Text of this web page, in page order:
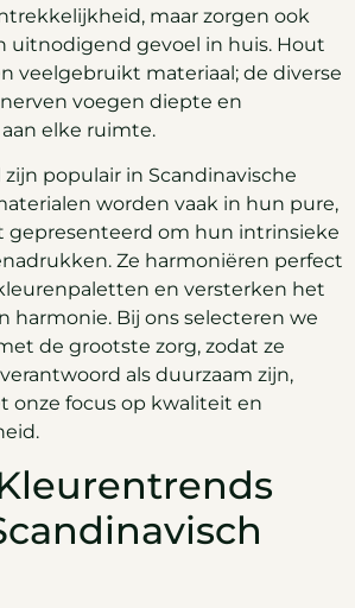
maar zorgen ook
uitnodigend gevoel in huis. Hout
veelgebruikt materiaal; de diverse
voegen diepte en
elke ruimte.
populair in Scandinavische
worden vaak in hun pure,
gepresenteerd om hun intrinsieke
Ze harmoniëren perfect
en versterken het
harmonie. Bij ons selecteren we
de grootste zorg, zodat ze
als duurzaam zijn,
onze focus op kwaliteit en